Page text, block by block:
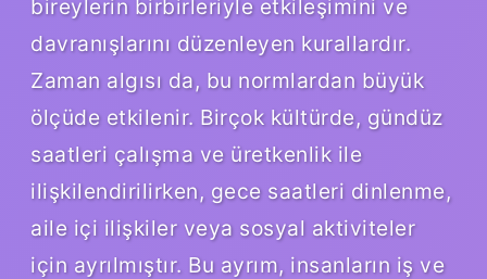
bireylerin birbirleriyle etkileşimini ve
davranışlarını düzenleyen kurallardır.
Zaman algısı da, bu normlardan büyük
ölçüde etkilenir. Birçok kültürde, gündüz
saatleri çalışma ve üretkenlik ile
ilişkilendirilirken, gece saatleri dinlenme,
aile içi ilişkiler veya sosyal aktiviteler
için ayrılmıştır. Bu ayrım, insanların iş ve